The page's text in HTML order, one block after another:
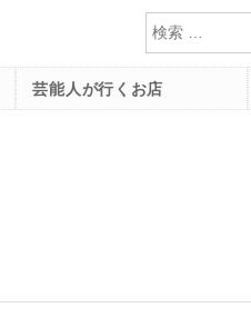
検索
芸能人が行くお店